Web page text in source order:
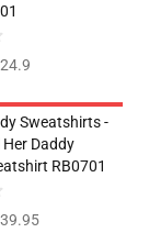
Sweatshirts -
Her Daddy
RB0701